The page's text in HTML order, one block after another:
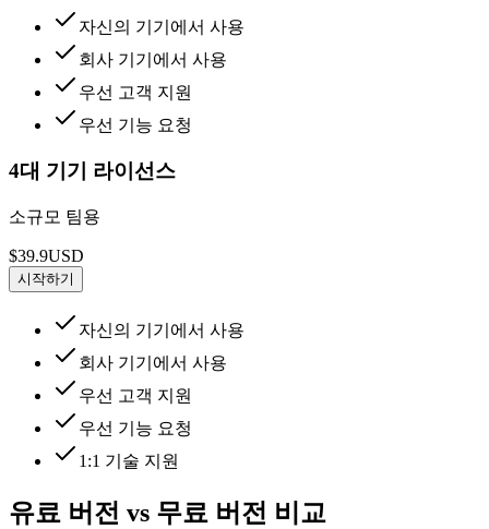
자신의 기기에서 사용
회사 기기에서 사용
우선 고객 지원
우선 기능 요청
4대 기기 라이선스
소규모 팀용
$39.9USD
시작하기
자신의 기기에서 사용
회사 기기에서 사용
우선 고객 지원
우선 기능 요청
1:1 기술 지원
유료 버전 vs 무료 버전 비교